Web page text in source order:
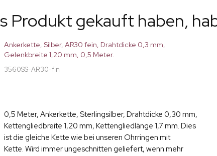
Produkt gekauft haben,
Ankerkette, Silber, AR30 fein, Drahtdicke 0,3 mm,
Gelenkbreite 1,20 mm, 0,5 Meter.
3560SS-AR30-fin
0,5 Meter, Ankerkette, Sterlingsilber, Drahtdicke 0,30 mm,
Kettengliedbreite 1,20 mm, Kettengliedlänge 1,7 mm. Dies
ist die gleiche Kette wie bei unseren Ohrringen mit
Kette. Wird immer ungeschnitten geliefert, wenn mehr